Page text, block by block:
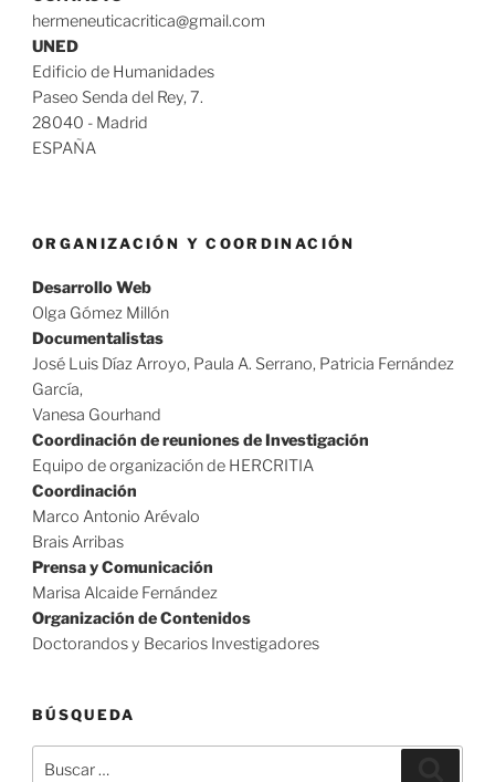
hermeneuticacritica@gmail.com
UNED
Edificio de Humanidades
Paseo Senda del Rey, 7.
28040 - Madrid
ESPAÑA
ORGANIZACIÓN Y COORDINACIÓN
Desarrollo Web
Olga Gómez Millón
Documentalistas
José Luis Díaz Arroyo, Paula A. Serrano, Patricia Fernández
García,
Vanesa Gourhand
Coordinación de reuniones de Investigación
Equipo de organización de HERCRITIA
Coordinación
Marco Antonio Arévalo
Brais Arribas
Prensa y Comunicación
Marisa Alcaide Fernández
Organización de Contenidos
Doctorandos y Becarios Investigadores
BÚSQUEDA